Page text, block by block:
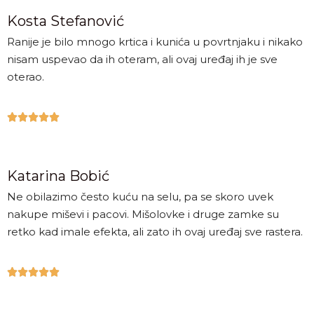
Kosta Stefanović
Ranije je bilo mnogo krtica i kunića u povrtnjaku i nikako
nisam uspevao da ih oteram, ali ovaj uređaj ih je sve
oterao.

Katarina Bobić
Ne obilazimo često kuću na selu, pa se skoro uvek
nakupe miševi i pacovi. Mišolovke i druge zamke su
retko kad imale efekta, ali zato ih ovaj uređaj sve rastera.
